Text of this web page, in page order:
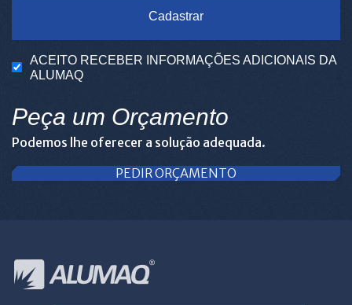
Cadastrar
ACEITO RECEBER INFORMAÇÕES ADICIONAIS DA
ALUMAQ
Peça um Orçamento
Podemos lhe oferecer a solução adequada.
PEDIR ORÇAMENTO